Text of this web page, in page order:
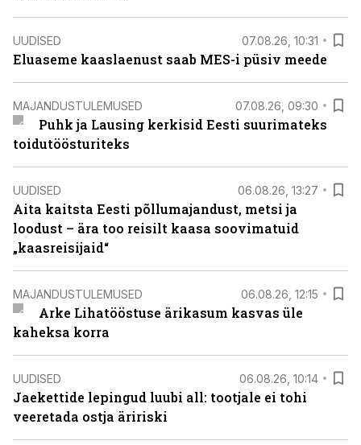
UUDISED 07.08.26, 10:31
Eluaseme kaaslaenust saab MES-i püsiv meede
MAJANDUSTULEMUSED 07.08.26, 09:30
Puhk ja Lausing kerkisid Eesti suurimateks
toidutöösturiteks
UUDISED 06.08.26, 13:27
Aita kaitsta Eesti põllumajandust, metsi ja
loodust – ära too reisilt kaasa soovimatuid
„kaasreisijaid“
MAJANDUSTULEMUSED 06.08.26, 12:15
Arke Lihatööstuse ärikasum kasvas üle
kaheksa korra
UUDISED 06.08.26, 10:14
Jaekettide lepingud luubi all: tootjale ei tohi
veeretada ostja äririski